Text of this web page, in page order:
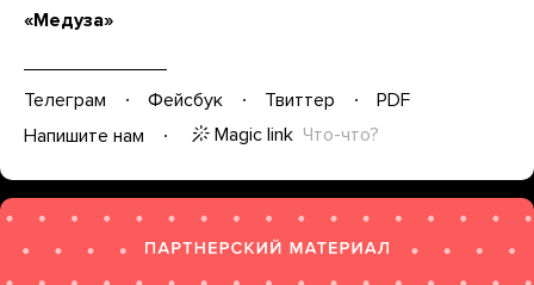
«Медуза»
Телеграм Фейсбук Твиттер
PDF
Напишите нам
Magic link Что-что?